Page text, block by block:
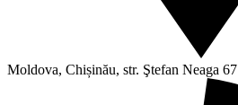
Moldova, Chișinău, str. Ştefan Neaga 67